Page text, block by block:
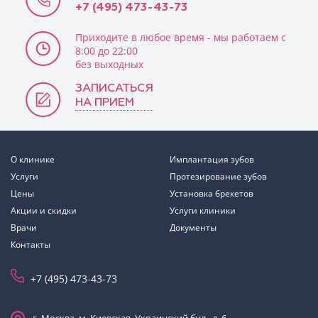
+7 (495) 473-43-73
Приходите в любое время - мы работаем с
8:00 до 22:00
без выходных
ЗАПИСАТЬСЯ
НА ПРИЕМ
О клинике
Услуги
Цены
Акции и скидки
Врачи
Контакты
Имплантация зубов
Протезирование зубов
Установка брекетов
Услуги клиники
Документы
+7 (495) 473-43-73